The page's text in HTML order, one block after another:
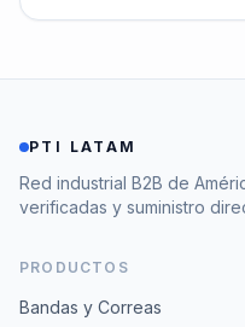
PTI LATAM
Red industrial B2B de
verificadas y suministro
PRODUCTOS
Bandas y Correas